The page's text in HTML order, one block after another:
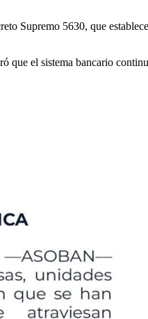
Supremo 5630, que
el sistema bancario